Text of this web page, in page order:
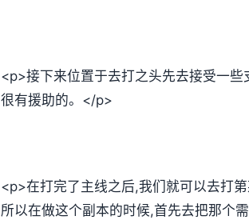
<p>接下来位置于去打之头先去接受一
很有援助的。</p>
<p>在打完了主线之后,我们就可以去打
所以在做这个副本的时候,首先去把那个